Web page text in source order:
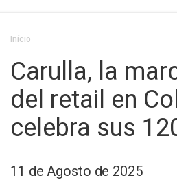
Trilha
de
navegação
Início
Carulla, la
del retail en
celebra sus
11 de Agosto de 2025